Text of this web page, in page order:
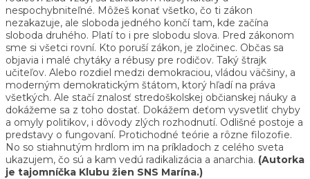
nespochybniteľné. Môžeš konať všetko, čo ti zákon
nezakazuje, ale sloboda jedného končí tam, kde začína
sloboda druhého. Platí to i pre slobodu slova. Pred zákonom
sme si všetci rovní. Kto poruší zákon, je zločinec. Občas sa
objavia i malé chytáky a rébusy pre rodičov. Taký štrajk
učiteľov. Alebo rozdiel medzi demokraciou, vládou väčšiny, a
moderným demokratickým štátom, ktorý hľadí na práva
všetkých. Ale stačí znalosť stredoškolskej občianskej náuky a
dokážeme sa z toho dostať. Dokážem deťom vysvetliť chyby
a omyly politikov, i dôvody zlých rozhodnutí. Odlišné postoje a
predstavy o fungovaní. Protichodné teórie a rôzne filozofie.
No so stiahnutým hrdlom im na príkladoch z celého sveta
ukazujem, čo sú a kam vedú radikalizácia a anarchia. (Autorka
je tajomníčka Klubu žien SNS Marína.)